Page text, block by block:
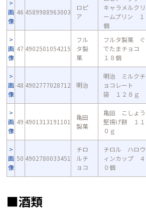
画
像
46 4589988963003
ロピ
ア
キャラメルクリ
ームプリン １
個
画
像
47 4902501054215
フル
タ製
菓
フルタ製菓 ぐ
でたまチョコ
１８個
画
像
48 4902777028712 明治
明治 ミルクチ
ョコレート
袋 １２８ｇ
画
像
49 4901313191101
亀田
製菓
亀田 こしょう
堅揚げ餅 １１
０ｇ
画
像
50 4902780033451
チロ
ルチ
ョコ
チロル ハロウ
ィンカップ ４
０個
■酒類